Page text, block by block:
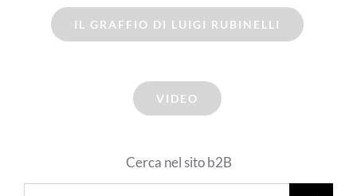
IL GRAFFIO DI LUIGI RUBINELLI
VIDEO
Cerca nel sito b2B